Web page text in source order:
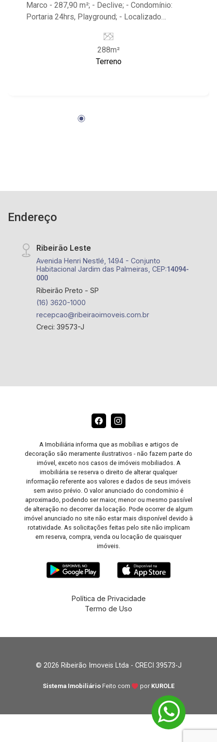
Marco - 287,90 m²; - Declive; - Condomínio:
Portaria 24hrs, Playground; - Localizado
Walfänger, Tennessee Steak House, Cenourão
Super Varejão, PJ Studio Personal Unidade San
Marco, Academia Corpore, Restaurante da Tulha,
288m²
Terreno
Endereço
Ribeirão Leste
Avenida Henri Nestlé, 1494 - Conjunto
Habitacional Jardim das Palmeiras, CEP:14094-
000
Ribeirão Preto - SP
(16) 3620-1000
recepcao@ribeiraoimoveis.com.br
Creci: 39573-J
A Imobiliária informa que as mobílias e artigos de
decoração são meramente ilustrativos - não fazem parte do
imóvel, exceto nos casos de imóveis mobiliados. A
imobiliária se reserva o direito de alterar qualquer
informação referente aos valores e dados de seus imóveis
sem aviso prévio. O valor anunciado do condomínio é
aproximado, podendo ser maior, menor ou mesmo passível
de alteração no decorrer da locação. Pode ocorrer de algum
imóvel anunciado no site não estar mais disponível devido à
rotatividade. As solicitações feitas pelo site não implicam
em reserva, compra, venda ou locação de quaisquer
imóveis.
Política de Privacidade
Termo de Uso
© 2026 Ribeirão Imoveis Ltda - CRECI 39573-J
Sistema Imobiliário Feito com por KUROLE